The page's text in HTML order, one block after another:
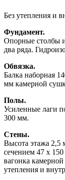
Без утепления и
Фундамент.
Опорные столбы
два ряда.
Обвязка.
Балка наборная
мм камерной
Полы.
Усиленные лаги
300 мм.
Стены.
Высота этажа 2,5
сечением 47 х
вагонка
утепления и